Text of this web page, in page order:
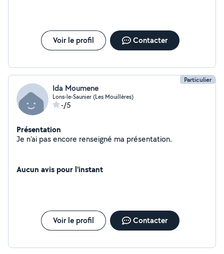
Voir le profil Contacter
Particulier
Ida Moumene
Lons-le-Saunier (Les Mouillères)
-/5
Présentation
Je n'ai pas encore renseigné ma présentation.
Aucun avis pour l'instant
Voir le profil Contacter